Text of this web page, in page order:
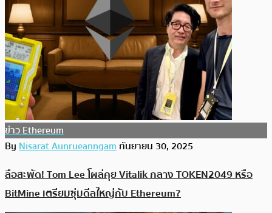
ข่าว Ethereum
ByNisarat Aunrueanngamกันยายน 30, 2025
ลือสะพัด! Tom Lee โผล่คุย Vitalik กลาง TOKEN2049 หรือ
BitMine เตรียมซุ่มดีลใหญ่กับ Ethereum?